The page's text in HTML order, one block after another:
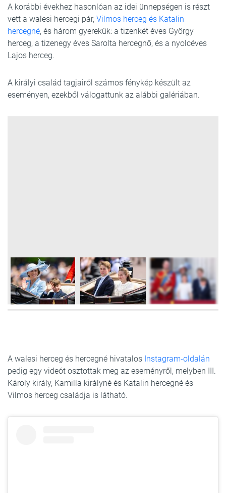
A korábbi évekhez hasonlóan az idei ünnepségen is részt
vett a walesi hercegi pár, Vilmos herceg és Katalin
hercegné, és három gyerekük: a tizenkét éves György
herceg, a tizenegy éves Sarolta hercegnő, és a nyolcéves
Lajos herceg.
A királyi család tagjairól számos fénykép készült az
eseményen, ezekből válogattunk az alábbi galériában.
A walesi herceg és hercegné hivatalos Instagram-oldalán
pedig egy videót osztottak meg az eseményről, melyben III.
Károly király, Kamilla királyné és Katalin hercegné és
Vilmos herceg családja is látható.